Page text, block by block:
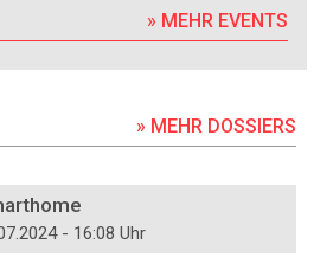
» MEHR EVENTS
» MEHR DOSSIERS
- 16:08 Uhr